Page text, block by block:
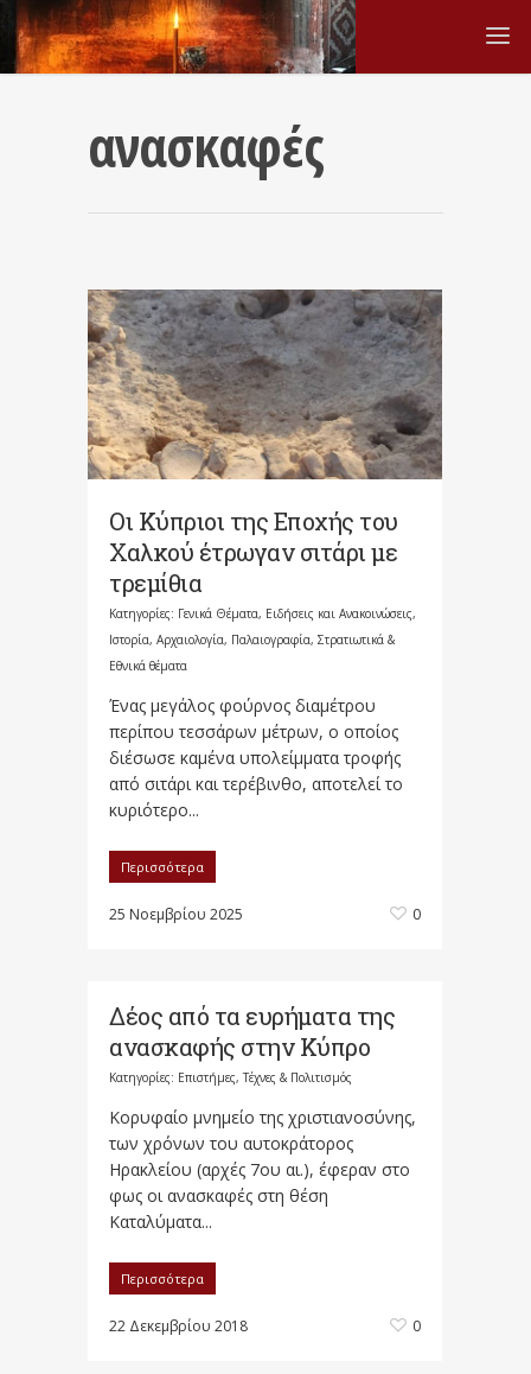
ανασκαφές
Οι Κύπριοι της Εποχής του
Χαλκού έτρωγαν σιτάρι με
τρεμίθια
Κατηγορίες: Γενικά Θέματα, Ειδήσεις και Ανακοινώσεις,
Ιστορία, Αρχαιολογία, Παλαιογραφία, Στρατιωτικά &
Εθνικά θέματα
Ένας μεγάλος φούρνος διαμέτρου
περίπου τεσσάρων μέτρων, ο οποίος
διέσωσε καμένα υπολείμματα τροφής
από σιτάρι και τερέβινθο, αποτελεί το
κυριότερο...
Περισσότερα
25 Νοεμβρίου 2025 0
Δέος από τα ευρήματα της
ανασκαφής στην Κύπρο
Κατηγορίες: Επιστήμες, Τέχνες & Πολιτισμός
Κορυφαίο μνημείο της χριστιανοσύνης,
των χρόνων του αυτοκράτορος
Ηρακλείου (αρχές 7ου αι.), έφεραν στο
φως οι ανασκαφές στη θέση
Καταλύματα...
Περισσότερα
22 Δεκεμβρίου 2018 0